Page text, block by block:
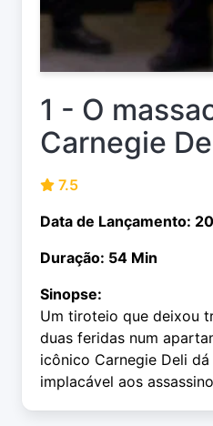
1 - O
Carnegie
7.5
Data de Lançamento:
Duração: 54 Min
Sinopse:
Um tiroteio que deixou
duas feridas num
icônico Carnegie Deli
implacável aos